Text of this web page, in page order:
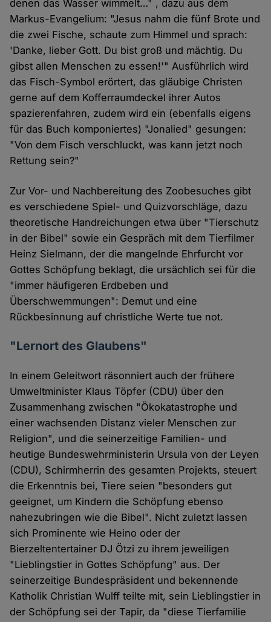
denen das Wasser wimmelt…" , dazu aus dem
Markus-Evangelium: "Jesus nahm die fünf Brote und
die zwei Fische, schaute zum Himmel und sprach:
'Danke, lieber Gott. Du bist groß und mächtig. Du
gibst allen Menschen zu essen!'" Ausführlich wird
das Fisch-Symbol erörtert, das gläubige Christen
gerne auf dem Kofferraumdeckel ihrer Autos
spazierenfahren, zudem wird ein (ebenfalls eigens
für das Buch komponiertes) "Jonalied" gesungen:
"Von dem Fisch verschluckt, was kann jetzt noch
Rettung sein?"
Zur Vor- und Nachbereitung des Zoobesuches gibt
es verschiedene Spiel- und Quizvorschläge, dazu
theoretische Handreichungen etwa über "Tierschutz
in der Bibel" sowie ein Gespräch mit dem Tierfilmer
Heinz Sielmann, der die mangelnde Ehrfurcht vor
Gottes Schöpfung beklagt, die ursächlich sei für die
"immer häufigeren Erdbeben und
Überschwemmungen": Demut und eine
Rückbesinnung auf christliche Werte tue not.
"Lernort des Glaubens"
In einem Geleitwort räsonniert auch der frühere
Umweltminister Klaus Töpfer (CDU) über den
Zusammenhang zwischen "Ökokatastrophe und
einer wachsenden Distanz vieler Menschen zur
Religion", und die seinerzeitige Familien- und
heutige Bundeswehrministerin Ursula von der Leyen
(CDU), Schirmherrin des gesamten Projekts, steuert
die Erkenntnis bei, Tiere seien "besonders gut
geeignet, um Kindern die Schöpfung ebenso
nahezubringen wie die Bibel". Nicht zuletzt lassen
sich Prominente wie Heino oder der
Bierzeltentertainer DJ Ötzi zu ihrem jeweiligen
"Lieblingstier in Gottes Schöpfung" aus. Der
seinerzeitige Bundespräsident und bekennende
Katholik Christian Wulff teilte mit, sein Lieblingstier in
der Schöpfung sei der Tapir, da "diese Tierfamilie